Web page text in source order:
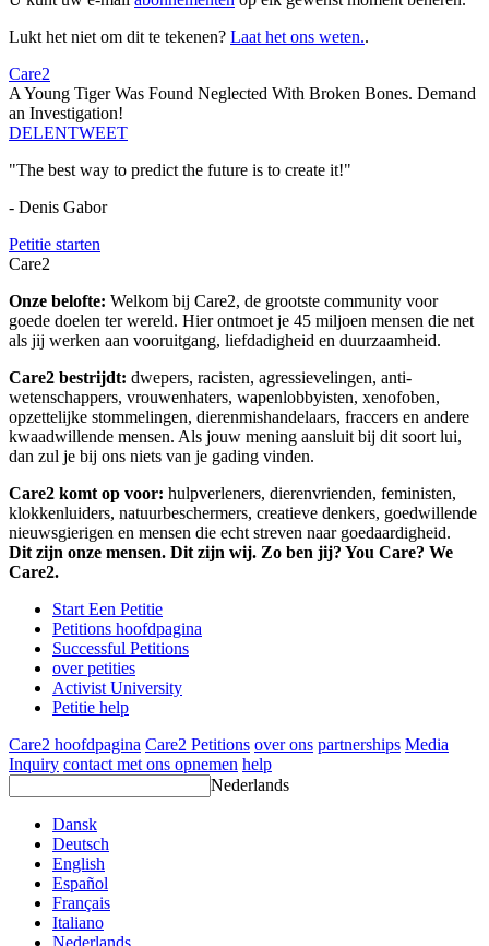
Lukt het niet om dit te tekenen? Laat het ons weten..
Care2
A Young Tiger Was Found Neglected With Broken Bones. Demand
an Investigation!
DELENTWEET
"The best way to predict the future is to create it!"
- Denis Gabor
Petitie starten
Care2
Onze belofte: Welkom bij Care2, de grootste community voor
goede doelen ter wereld. Hier ontmoet je 45 miljoen mensen die net
als jij werken aan vooruitgang, liefdadigheid en duurzaamheid.
Care2 bestrijdt: dwepers, racisten, agressievelingen, anti-
wetenschappers, vrouwenhaters, wapenlobbyisten, xenofoben,
opzettelijke stommelingen, dierenmishandelaars, fraccers en andere
kwaadwillende mensen. Als jouw mening aansluit bij dit soort lui,
dan zul je bij ons niets van je gading vinden.
Care2 komt op voor: hulpverleners, dierenvrienden, feministen,
klokkenluiders, natuurbeschermers, creatieve denkers, goedwillende
nieuwsgierigen en mensen die echt streven naar goedaardigheid.
Dit zijn onze mensen. Dit zijn wij. Zo ben jij? You Care? We
Care2.
Start Een Petitie
Petitions hoofdpagina
Successful Petitions
over petities
Activist University
Petitie help
Care2 hoofdpagina Care2 Petitions over ons partnerships Media
Inquiry contact met ons opnemen help
Nederlands
Dansk
Deutsch
English
Español
Français
Italiano